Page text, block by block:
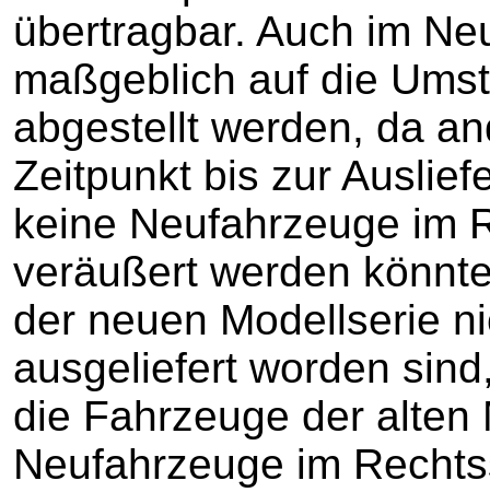
übertragbar. Auch im
maßgeblich auf die
abgestellt werden, da
Zeitpunkt bis zur
keine Neufahrzeuge im
veräußert werden
der neuen Modellserie
ausgeliefert worden
die Fahrzeuge der alten
Neufahrzeuge im